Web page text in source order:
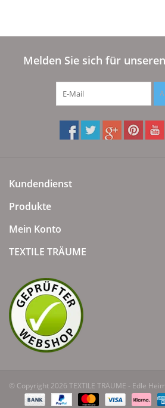
Melden Sie sich für
Kundendienst
Produkte
Mein Konto
TEXTILE TRÄUME
© Copyright 2026 TEXTILE TRÄUME - Edle